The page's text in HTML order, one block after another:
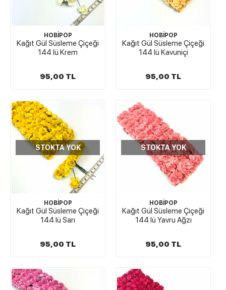
HOBİPOP
Kağıt Gül Süsleme Çiçeği
144 lü Krem
95,00 TL
HOBİPOP
Kağıt Gül Süsleme Çiçeği
144 lü Kavuniçi
95,00 TL
STOKTA YOK
HOBİPOP
Kağıt Gül Süsleme Çiçeği
144 lü Sarı
95,00 TL
STOKTA YOK
HOBİPOP
Kağıt Gül Süsleme Çiçeği
144 lü Yavru Ağzı
95,00 TL